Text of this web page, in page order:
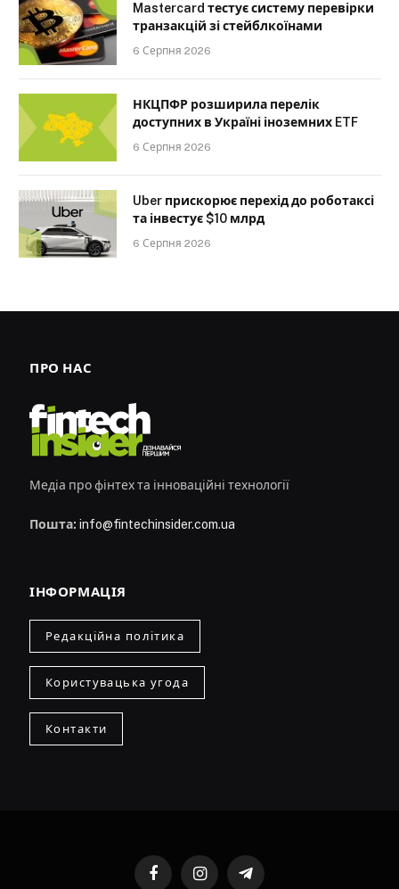
Mastercard тестує систему перевірки
транзакцій зі стейблкоїнами
6 Серпня 2026
НКЦПФР розширила перелік
доступних в Україні іноземних ETF
6 Серпня 2026
Uber прискорює перехід до роботаксі
та інвестує $10 млрд
6 Серпня 2026
ПРО НАС
Медіа про фінтех та інноваційні технології
Пошта: info@fintechinsider.com.ua
ІНФОРМАЦІЯ
Редакційна політика
Користувацька угода
Контакти
FacebookInstagramTelegram